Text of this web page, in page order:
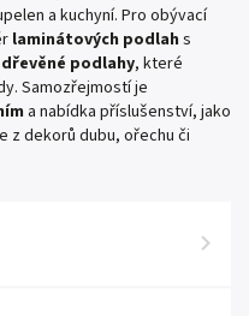
a kuchyní. Pro obývací
laminátových podlah s
dřevěné podlahy, které
Samozřejmostí je
a nabídka příslušenství, jako
z dekorů dubu, ořechu či